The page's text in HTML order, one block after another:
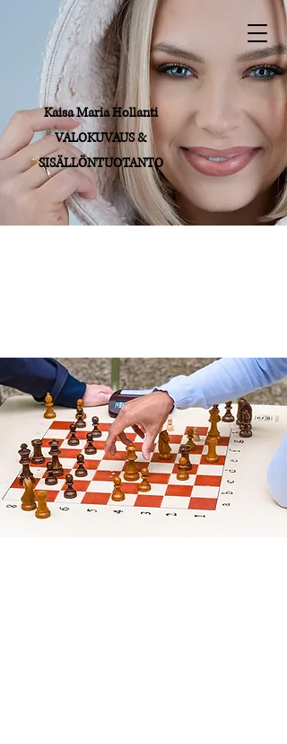
Kaisa Maria Hollanti
VALOKUVAUS &
SISÄLLÖNTUOTANTO